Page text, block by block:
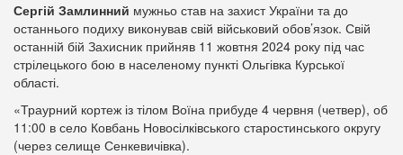
Сергій Замлинний мужньо став на захист України та до
останнього подиху виконував свій військовий обов’язок. Свій
останній бій Захисник прийняв 11 жовтня 2024 року під час
стрілецького бою в населеному пункті Ольгівка Курської
області.
«Траурний кортеж із тілом Воїна прибуде 4 червня (четвер), об
11:00 в село Ковбань Новосілківського старостинського округу
(через селище Сенкевичівка).